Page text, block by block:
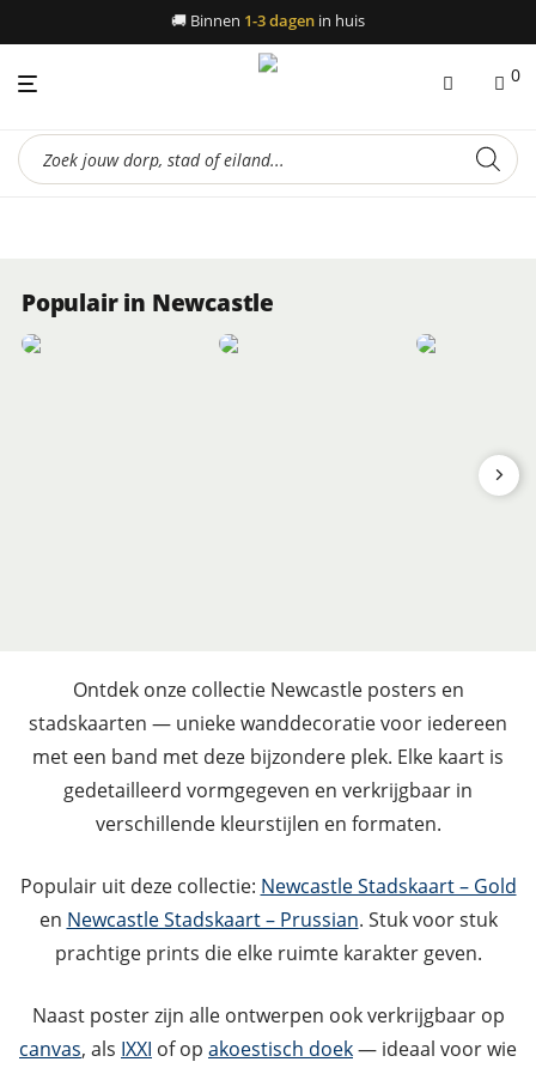
🚚 Binnen 1-3 dagen in huis
0
Producten
zoeken
Populair in Newcastle
Ontdek onze collectie Newcastle posters en
stadskaarten — unieke wanddecoratie voor iedereen
met een band met deze bijzondere plek. Elke kaart is
gedetailleerd vormgegeven en verkrijgbaar in
verschillende kleurstijlen en formaten.
Populair uit deze collectie: Newcastle Stadskaart – Gold
en Newcastle Stadskaart – Prussian. Stuk voor stuk
prachtige prints die elke ruimte karakter geven.
Naast poster zijn alle ontwerpen ook verkrijgbaar op
canvas, als IXXI of op akoestisch doek— ideaal voor wie